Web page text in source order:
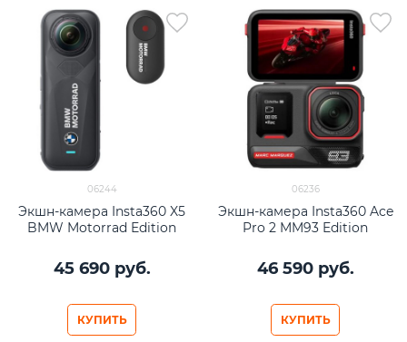
06244
Экшн-камера Insta360 X5
BMW Motorrad Edition
45 690 руб.
КУПИТЬ
06236
Экшн-камера Insta360 Ace
Pro 2 MM93 Edition
46 590 руб.
КУПИТЬ